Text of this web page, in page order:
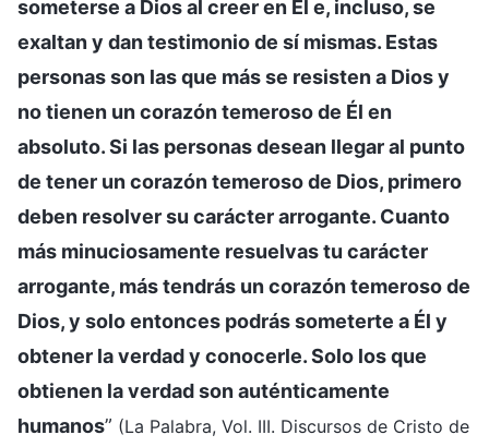
someterse a Dios al creer en Él e, incluso, se
exaltan y dan testimonio de sí mismas. Estas
personas son las que más se resisten a Dios y
no tienen un corazón temeroso de Él en
absoluto. Si las personas desean llegar al punto
de tener un corazón temeroso de Dios, primero
deben resolver su carácter arrogante. Cuanto
más minuciosamente resuelvas tu carácter
arrogante, más tendrás un corazón temeroso de
Dios, y solo entonces podrás someterte a Él y
obtener la verdad y conocerle. Solo los que
obtienen la verdad son auténticamente
humanos” (La Palabra, Vol. III. Discursos de Cristo de